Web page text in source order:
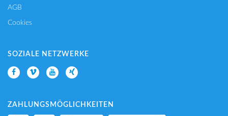
AGB
Cookies
SOZIALE NETZWERKE
ZAHLUNGSMÖGLICHKEITEN